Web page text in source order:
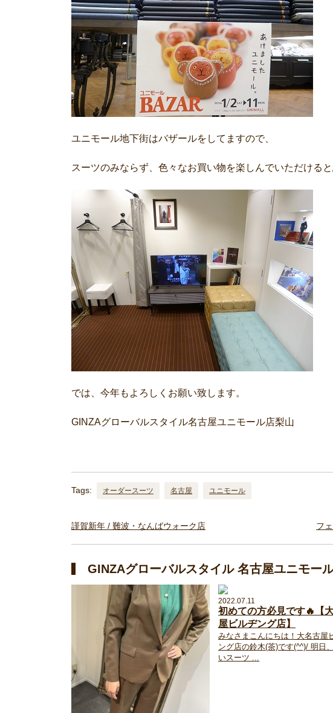
ユニモール地下街はバザールをしてますので、
スーツのみならず、色々なお買い物を楽しんでいただけると
では、今年もよろしくお願い致します。
GINZAグローバルスタイル名古屋ユニモール店梨山
Tags: オーダースーツ 名古屋 ユニモール
謹賀新年 / 難波・なんばウォーク店 フ
GINZAグローバルスタイル 名古屋ユニモー
2022.07.11
初めての方必見です🔥【
屋ビルヂング店】
みなさまこんにちは！大名古屋
ング店の鈴木(茶)です(^^)/ 明日
いスーツ ...